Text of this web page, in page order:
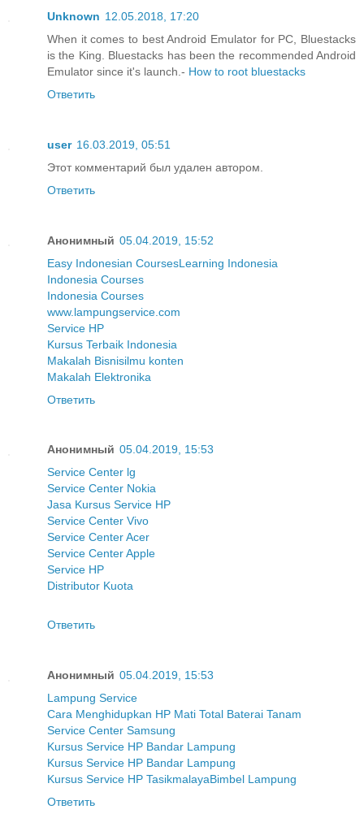
Unknown 12.05.2018, 17:20
When it comes to best Android Emulator for PC, Bluestacks
is the King. Bluestacks has been the recommended Android
Emulator since it's launch.- How to root bluestacks
Ответить
user 16.03.2019, 05:51
Этот комментарий был удален автором.
Ответить
Анонимный 05.04.2019, 15:52
Easy Indonesian CoursesLearning Indonesia
Indonesia Courses
Indonesia Courses
www.lampungservice.com
Service HP
Kursus Terbaik Indonesia
Makalah Bisnisilmu konten
Makalah Elektronika
Ответить
Анонимный 05.04.2019, 15:53
Service Center lg
Service Center Nokia
Jasa Kursus Service HP
Service Center Vivo
Service Center Acer
Service Center Apple
Service HP
Distributor Kuota
Ответить
Анонимный 05.04.2019, 15:53
Lampung Service
Cara Menghidupkan HP Mati Total Baterai Tanam
Service Center Samsung
Kursus Service HP Bandar Lampung
Kursus Service HP Bandar Lampung
Kursus Service HP TasikmalayaBimbel Lampung
Ответить